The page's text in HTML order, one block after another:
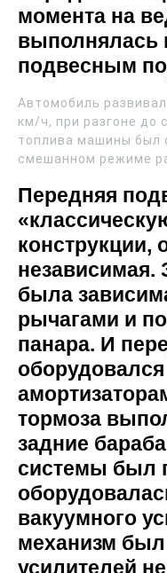
момента на
выполнялась
подвесным
Автомобиль
км/ч, при разгоне до
топлива машины был
смешанном режиме
Передняя
конструкции,
независимая.
была
рычагами и
панара. И
тормоза
задние
системы был
вакуумного
механизм
усилителей